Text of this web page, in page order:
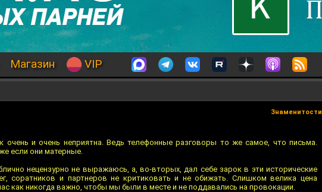
Магазин VIP
Знаменитости
очень и очень неприятна. Ведь телефонные разговоры то же самое, что письма.
если они матерные.
нецензурно не выражаюсь, а, во-вторых, дал себе зарок в эти исторические
соратников и партнеров не критиковать и не обижать. Слишком велика цена
как никогда важно, чтобы мы были в месте и не поддавались на провокации.